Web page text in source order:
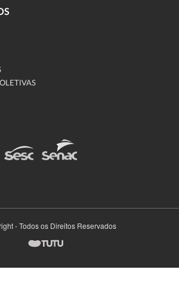
- Todos os Direitos Reservados